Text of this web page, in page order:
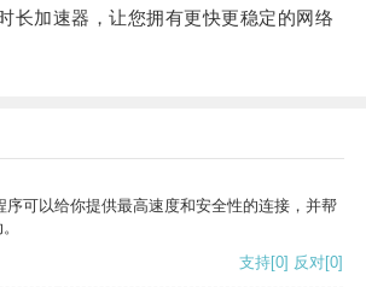
加速器，让您拥有更快更稳定的网络
序可以给你提供最高速度和安全性的连接，并帮
支持[0] 反对[0]